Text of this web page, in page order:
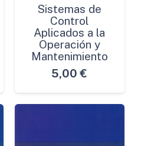
Sistemas de
Control
Aplicados a la
Operación y
Mantenimiento
5,00 €